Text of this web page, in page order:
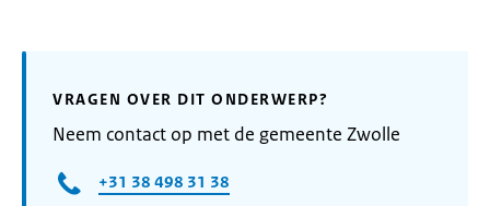
VRAGEN OVER DIT ONDERWERP?
Neem contact op met de gemeente Zwolle
+31 38 498 31 38